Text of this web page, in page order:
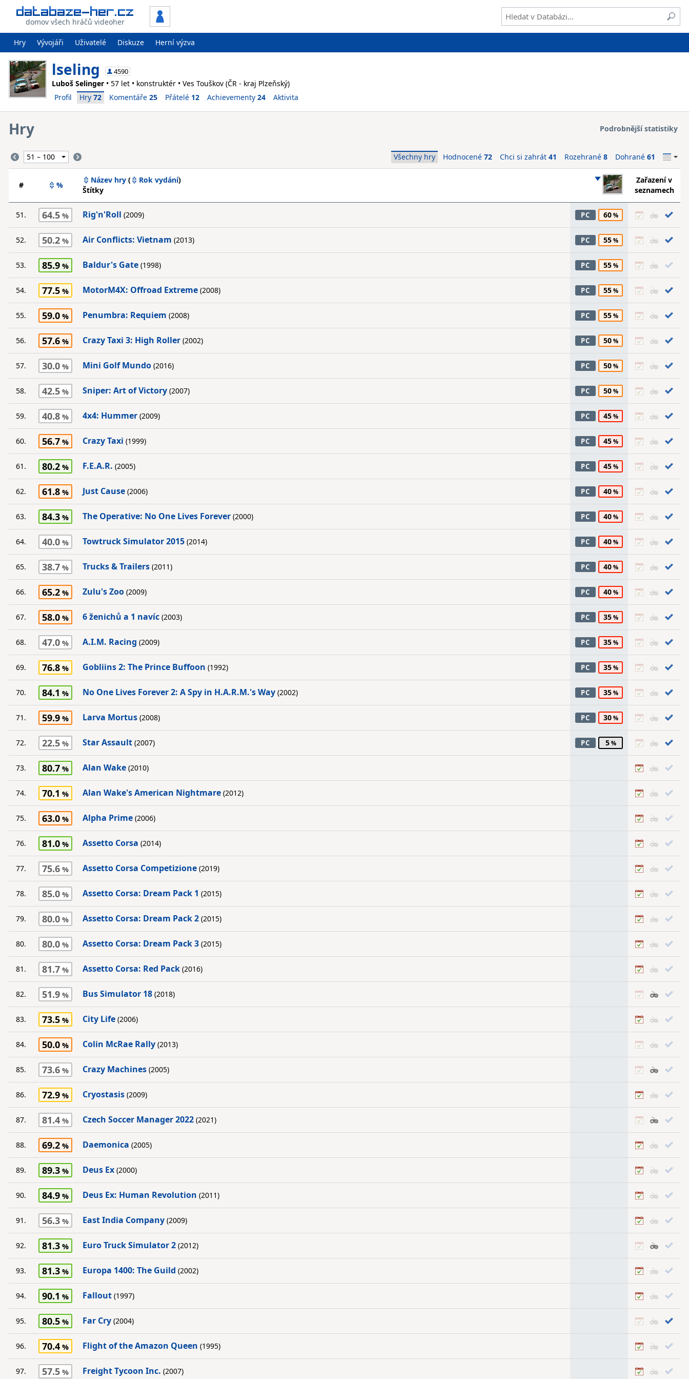
domov všech hráčů videoher
Hry Vývojáři Uživatelé Diskuze Herní výzva
lseling 4590
Luboš Selinger • 57 let • konstruktér • Ves Touškov (ČR - kraj Plzeňský)
Profil
Hry 72 Komentáře 25 Přátelé 12 Achievementy 24 Aktivita
Hry Podrobnější statistiky
Všechny hry Hodnocené 72 Chci si zahrát 41 Rozehrané 8 Dohrané 61
# %
Název hry ( Rok vydání)
Štítky
Zařazení v
seznamech
51. 64.5 Rig'n'Roll (2009) PC 60
52. 50.2 Air Conflicts: Vietnam (2013) PC 55
53. 85.9 Baldur's Gate (1998) PC 55
54. 77.5 MotorM4X: Offroad Extreme (2008) PC 55
55. 59.0 Penumbra: Requiem (2008) PC 55
56. 57.6 Crazy Taxi 3: High Roller (2002) PC 50
57. 30.0 Mini Golf Mundo (2016) PC 50
58. 42.5 Sniper: Art of Victory (2007) PC 50
59. 40.8 4x4: Hummer (2009) PC 45
60. 56.7 Crazy Taxi (1999) PC 45
61. 80.2 F.E.A.R. (2005) PC 45
62. 61.8 Just Cause (2006) PC 40
63. 84.3 The Operative: No One Lives Forever (2000) PC 40
64. 40.0 Towtruck Simulator 2015 (2014) PC 40
65. 38.7 Trucks & Trailers (2011) PC 40
66. 65.2 Zulu's Zoo (2009) PC 40
67. 58.0 6 ženichů a 1 navíc (2003) PC 35
68. 47.0 A.I.M. Racing (2009) PC 35
69. 76.8 Gobliins 2: The Prince Buffoon (1992) PC 35
70. 84.1 No One Lives Forever 2: A Spy in H.A.R.M.'s Way (2002) PC 35
71. 59.9 Larva Mortus (2008) PC 30
72. 22.5 Star Assault (2007) PC 5
73. 80.7 Alan Wake (2010)
74. 70.1 Alan Wake's American Nightmare (2012)
75. 63.0 Alpha Prime (2006)
76. 81.0 Assetto Corsa (2014)
77. 75.6 Assetto Corsa Competizione (2019)
78. 85.0 Assetto Corsa: Dream Pack 1 (2015)
79. 80.0 Assetto Corsa: Dream Pack 2 (2015)
80. 80.0 Assetto Corsa: Dream Pack 3 (2015)
81. 81.7 Assetto Corsa: Red Pack (2016)
82. 51.9 Bus Simulator 18 (2018)
83. 73.5 City Life (2006)
84. 50.0 Colin McRae Rally (2013)
85. 73.6 Crazy Machines (2005)
86. 72.9 Cryostasis (2009)
87. 81.4 Czech Soccer Manager 2022 (2021)
88. 69.2 Daemonica (2005)
89. 89.3 Deus Ex (2000)
90. 84.9 Deus Ex: Human Revolution (2011)
91. 56.3 East India Company (2009)
92. 81.3 Euro Truck Simulator 2 (2012)
93. 81.3 Europa 1400: The Guild (2002)
94. 90.1 Fallout (1997)
95. 80.5 Far Cry (2004)
96. 70.4 Flight of the Amazon Queen (1995)
97. 57.5 Freight Tycoon Inc. (2007)